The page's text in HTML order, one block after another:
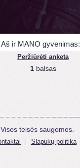
Aš ir MANO
Peržiūrėti anketa
1balsas
teisės saugomos.
| Slapukų politika